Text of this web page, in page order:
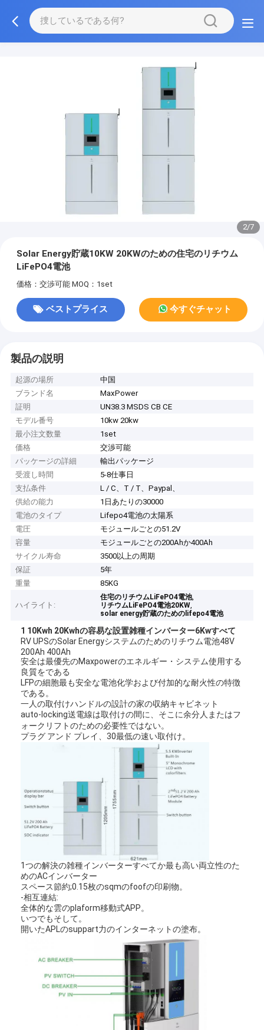
2/7
Solar Energy貯蔵10KW 20KWのための住宅のリチウム
LiFePO4電池
価格：交渉可能 MOQ：1set
ベストプライス 今すぐチャット
製品の説明
起源の場所
中国
ブランド名
MaxPower
証明
UN38.3 MSDS CB CE
モデル番号
10kw 20kw
最小注文数量
1set
価格
交渉可能
パッケージの詳細
輸出パッケージ
受渡し時間
5-8仕事日
支払条件
L / C、T / T、Paypal、
供給の能力
1日あたりの30000
電池のタイプ
Lifepo4電池の太陽系
電圧
モジュールごとの51.2V
容量
モジュールごとの200Ahか400Ah
サイクル寿命
3500以上の周期
保証
5年
重量
85KG
ハイライト:
住宅のリチウムLiFePO4電池,
リチウムLiFePO4電池20KW,
solar energy貯蔵のためのlifepo4電池
1 10Kwh 20Kwhの容易な設置雑種インバーター6Kwすべて
RV UPSのSolar Energyシステムのためのリチウム電池48V
200Ah 400Ah
安全は最優先のMaxpowerのエネルギー・システム使用する
良質をである
LFPの細胞最も安全な電池化学および付加的な耐火性の特徴
である。
一人の取付けハンドルの設計の家の収納キャビネット
auto-locking送電線は取付けの間に、そこに余分人またはフ
ォークリフトのための必要性ではない。
プラグ アンド プレイ、30最低の速い取付け。
1つの解決の雑種インバーターすべてか最も高い両立性のた
めのACインバーター
スペース節約;0.15枚のsqmのfoofの印刷物。
-相互連結:
全体的な雲のplaform移動式APP。
いつでもそして。
開いたAPLのsuppart力のインターネットの塗布。